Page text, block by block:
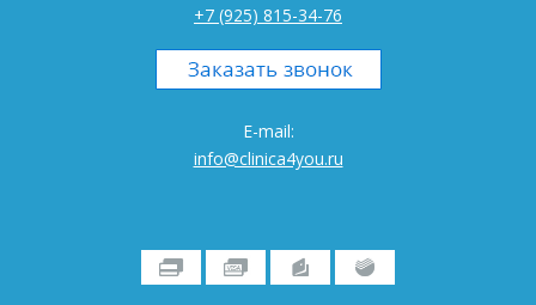
+7 (925) 815-34-76
E-mail:
info@clinica4you.ru